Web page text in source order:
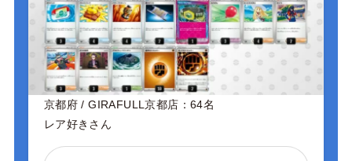
京都府 / GIRAFULL京都店：64名
レア好きさん